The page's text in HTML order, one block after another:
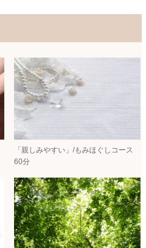
「親しみやすい」/もみほぐしコース
60分